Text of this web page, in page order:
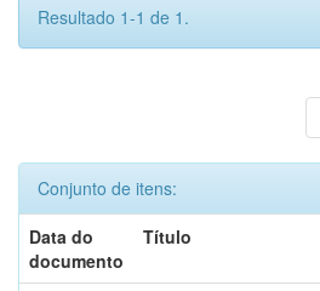
Resultado 1-1 de 1.
Conjunto de itens:
Data do
documento
Título